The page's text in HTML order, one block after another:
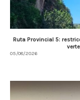
Ruta Provincial 5:
05/08/2026